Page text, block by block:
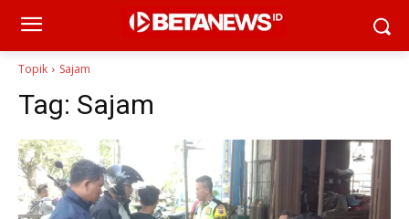
Topik Sajam
Tag: Sajam